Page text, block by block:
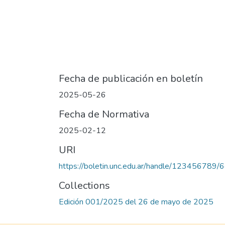
Fecha de publicación en boletín
2025-05-26
Fecha de Normativa
2025-02-12
URI
https://boletin.unc.edu.ar/handle/123456789/
Collections
Edición 001/2025 del 26 de mayo de 2025